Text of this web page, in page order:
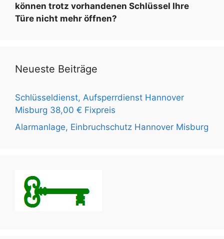
können trotz vorhandenen Schlüssel Ihre
Türe nicht mehr öffnen?
Neueste Beiträge
Schlüsseldienst, Aufsperrdienst Hannover
Misburg 38,00 € Fixpreis
Alarmanlage, Einbruchschutz Hannover Misburg